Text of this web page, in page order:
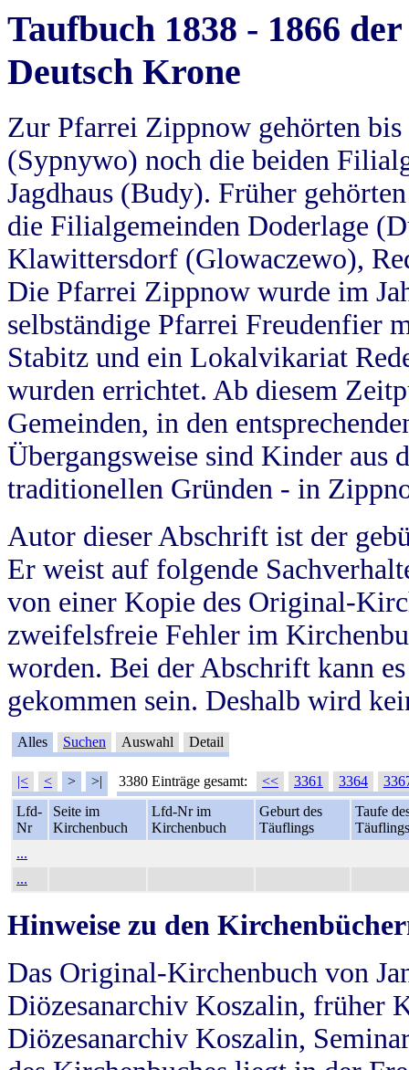
Taufbuch 1838 - 1866
Deutsch Krone
Zur Pfarrei Zippnow gehörten
(Sypnywo) noch die beiden
Jagdhaus (Budy). Früher
die Filialgemeinden Doderlage
Klawittersdorf (Glowaczewo),
Die Pfarrei Zippnow wurde im
selbständige Pfarrei Freudenfier
Stabitz und ein Lokalvikariat
wurden errichtet. Ab diesem
Gemeinden, in den
Übergangsweise sind Kinder aus
traditionellen Gründen - in
Autor dieser Abschrift ist der
Er weist auf folgende
von einer Kopie des Original-
zweifelsfreie Fehler im
worden. Bei der Abschrift kann
gekommen sein. Deshalb wird
Alles Suchen Auswahl Detail
|< < > >| 3380 Einträge gesamt: << 3361 3364
Lfd-
Nr
Seite im
Kirchenbuch
Lfd-Nr im
Kirchenbuch
Geburt des
Täuflings
Taufe
Täuflings
...
...
Hinweise zu den
Das Original-Kirchenbuch von
Diözesanarchiv Koszalin, früher
Diözesanarchiv Koszalin,